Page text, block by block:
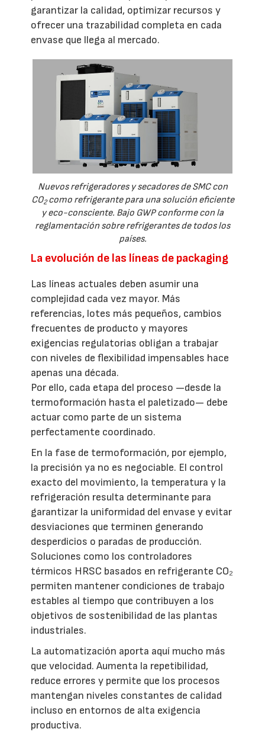
garantizar la calidad, optimizar recursos y
ofrecer una trazabilidad completa en cada
envase que llega al mercado.
Nuevos refrigeradores y secadores de SMC con
CO2como refrigerante para una solución eficiente
y eco-consciente. Bajo GWP conforme con la
reglamentación sobre refrigerantes de todos los
países.
La evolución de las líneas de packaging
Las líneas actuales deben asumir una
complejidad cada vez mayor. Más
referencias, lotes más pequeños, cambios
frecuentes de producto y mayores
exigencias regulatorias obligan a trabajar
con niveles de flexibilidad impensables hace
apenas una década.
Por ello, cada etapa del proceso —desde la
termoformación hasta el paletizado— debe
actuar como parte de un sistema
perfectamente coordinado.
En la fase de termoformación, por ejemplo,
la precisión ya no es negociable. El control
exacto del movimiento, la temperatura y la
refrigeración resulta determinante para
garantizar la uniformidad del envase y evitar
desviaciones que terminen generando
desperdicios o paradas de producción.
Soluciones como los controladores
térmicos HRSC basados en refrigerante CO₂
permiten mantener condiciones de trabajo
estables al tiempo que contribuyen a los
objetivos de sostenibilidad de las plantas
industriales.
La automatización aporta aquí mucho más
que velocidad. Aumenta la repetibilidad,
reduce errores y permite que los procesos
mantengan niveles constantes de calidad
incluso en entornos de alta exigencia
productiva.